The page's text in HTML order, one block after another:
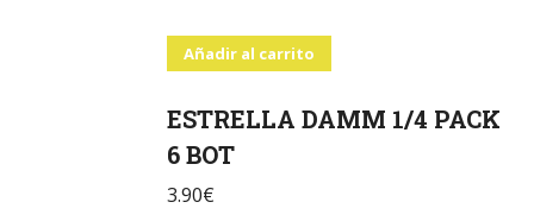
Añadir al carrito
ESTRELLA DAMM 1/4 PACK
6 BOT
3.90€